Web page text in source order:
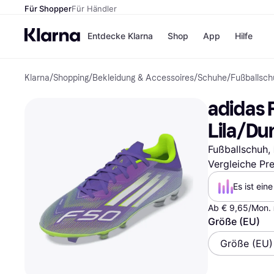
Für ShopperFür Händler
Entdecke Klarna
Zahlungsmethoden
Sofort bezahlen
Bezahle in 3
Teilzahlungen
Bezahle in bis zu 30
Tagen
Ratenzahlung
Shop
Shops
H&M
Temu
Alle Shops
App Hilfe
Klarna/Shopping/Bekleidung & Accessoires/Schuhe/
adidas
Lila/
Vergleiche
Es ist
Ab € 9,65/Mon.
Größe (EU)
Größe